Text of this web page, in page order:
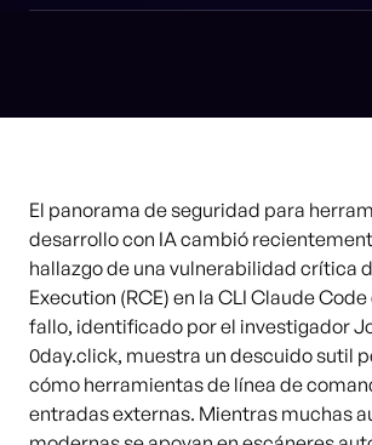
El panorama de seguridad para
desarrollo con IA cambió
hallazgo de una vulnerabilidad crítica
Execution (RCE) en la CLI Claude
fallo, identificado por el investigador
0day.click, muestra un descuido sutil
cómo herramientas de línea de
entradas externas. Mientras muchas